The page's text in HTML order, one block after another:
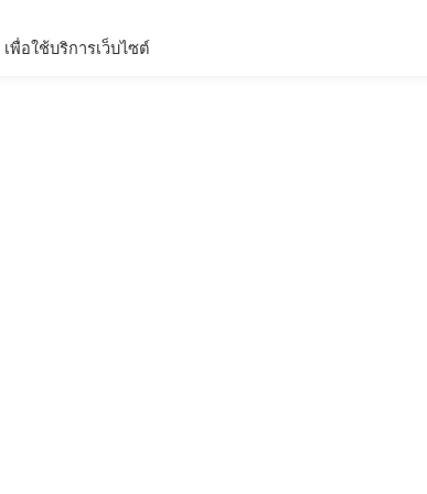
เพื่อใช้บริการเว็บไซต์